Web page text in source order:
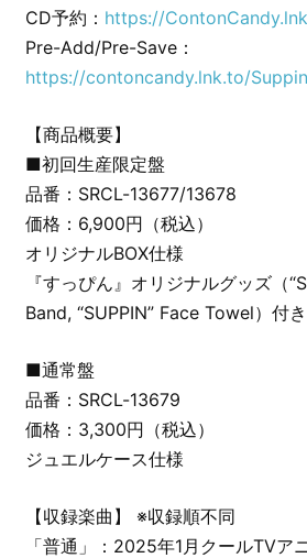
CD予約： https://
Pre-Add/Pre-Save：
https://contoncandy.lnk.to/
【商品概要】
■初回生産限定盤
品番：SRCL-13677/13678
価格：6,900円（税込）
オリジナルBOX仕様
『すっぴん』オリジナルグッズ（
Band, “SUPPIN” Face Towel）付き
■通常盤
品番：SRCL-13679
価格：3,300円（税込）
ジュエルケース仕様
【収録楽曲】 ※収録順不同
「普通」：2025年1月クールTVア